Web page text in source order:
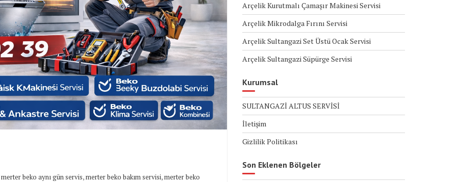
merter beko aynı gün servis,merter beko bakım servisi,merter beko
Arçelik Kurutmalı Çamaşır Makinesi Servisi
Arçelik Mikrodalga Fırını Servisi
Arçelik Sultangazi Set Üstü Ocak Servisi
Arçelik Sultangazi Süpürge Servisi
Kurumsal
SULTANGAZİ ALTUS SERVİSİ
İletişim
Gizlilik Politikası
Son Eklenen Bölgeler